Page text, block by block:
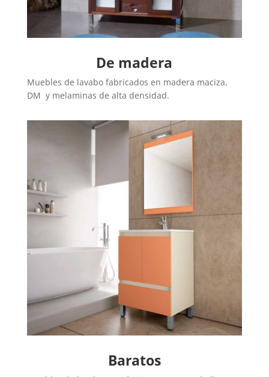
De madera
Muebles de lavabo fabricados en madera maciza,
DM y melaminas de alta densidad.
Baratos